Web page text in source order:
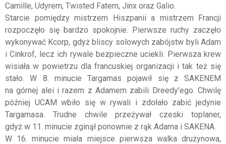
Camille, Udyrem, Twisted Fatem, Jinx oraz Galio.
Starcie pomiędzy mistrzem Hiszpanii a mistrzem Francji
rozpoczęło się bardzo spokojnie. Pierwsze ruchy zaczęło
wykonywać Kcorp, gdyż bliscy solowych zabójstw byli Adam
i Cinkrof, lecz ich rywale bezpieczne uciekli. Pierwsza krew
wisiała w powietrzu dla francuskiej organizacji i tak też się
stało. W 8. minucie Targamas pojawił się z SAKENEM
na górnej alei i razem z Adamem zabili Dreedy’ego. Chwilę
później UCAM wbiło się w rywali i zdołało zabić jedynie
Targamasa. Trudne chwile przeżywał czeski toplaner,
gdyż w 11. minucie zginął ponownie z rąk Adama i SAKENA.
W 16. minucie miała miejsce pierwsza walka drużynowa,